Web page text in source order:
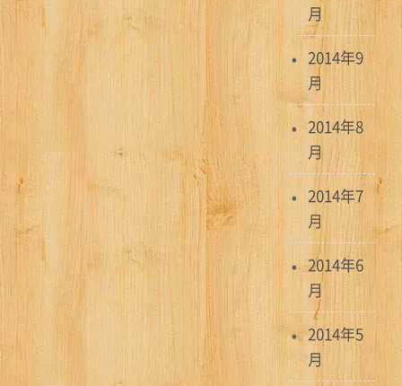
月
2014年9
月
2014年8
月
2014年7
月
2014年6
月
2014年5
月